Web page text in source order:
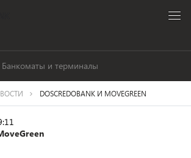
Банкоматы и терминалы
DOSCREDOBANK И MOVEGREEN